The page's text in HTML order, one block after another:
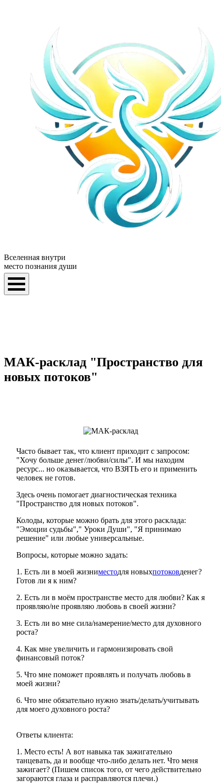
Вселенная внутри
место познания души
МАК-расклад "Пространство для
новых потоков"
Часто бывает так, что клиент приходит с запросом:
"Хочу больше денег/любви/силы". И мы находим
ресурс... но оказывается, что ВЗЯТЬ его и применить
человек не готов.
Здесь очень помогает диагностическая техника
"Пространство для новых потоков".
Колоды, которые можно брать для этого расклада:
"Эмоции судьбы"," Уроки Души", "Я принимаю
решение" или любые универсальные.
Вопросы, которые можно задать:
1. Есть ли в моей жизниместодля новыхпотоковденег?
Готов ли я к ним?
2. Есть ли в моём пространстве место для любви? Как я
проявляю/не проявляю любовь в своей жизни?
3. Есть ли во мне сила/намерение/место для духовного
роста?
4. Как мне увеличить и гармонизировать свой
финансовый поток?
5. Что мне поможет проявлять и получать любовь в
моей жизни?
6. Что мне обязательно нужно знать/делать/учитывать
для моего духовного роста?
Ответы клиента:
1. Место есть! А вот навыка так зажигательно
танцевать, да и вообще что-либо делать нет. Что меня
зажигает? (Пишем список того, от чего действительно
загораются глаза и расправляются плечи.)